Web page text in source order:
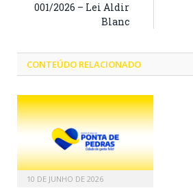
001/2026 – Lei Aldir
Blanc
CONTEÚDO RELACIONADO
10 DE JUNHO DE 2026